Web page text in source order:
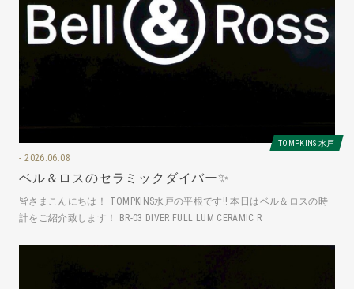
TOMPKINS 水戸
2026.06.08
ベル＆ロスのセラミックダイバー✨
皆さまこんにちは！ TOMPKINS水戸の平根です‼️ 本日はベル＆ロスの時
計をご紹介致します！ BR-03 DIVER FULL LUM CERAMIC R